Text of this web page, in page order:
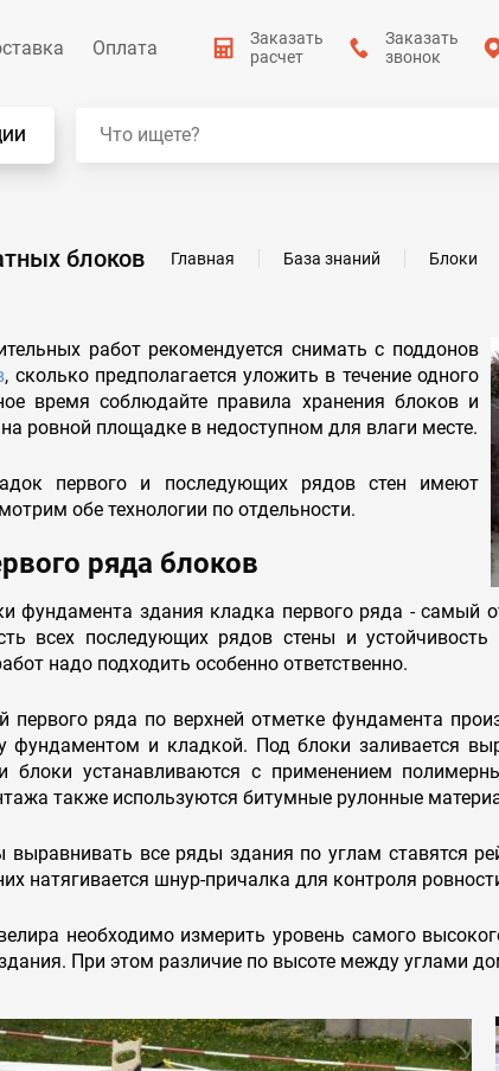
Оплата
Заказать
расчет
Заказать
звонок
блоков Главная База знаний Блоки
работ рекомендуется снимать с поддонов
, сколько предполагается уложить в течение одного
время соблюдайте правила хранения блоков и
ровной площадке в недоступном для влаги месте.
первого и последующих рядов стен имеют
обе технологии по отдельности.
ряда блоков
фундамента здания кладка первого ряда - самый
всех последующих рядов стены и
надо подходить особенно ответственно.
первого ряда по верхней отметке фундамента
фундаментом и кладкой. Под блоки заливается
блоки устанавливаются с применением
также используются битумные рулонные
выравнивать все ряды здания по углам ставятся
натягивается шнур-причалка для контроля
необходимо измерить уровень самого
При этом различие по высоте между углами